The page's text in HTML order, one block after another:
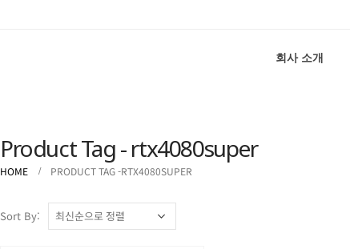
회사 소개
Product Tag - rtx4080super
HOME PRODUCT TAG -RTX4080SUPER
Sort By: